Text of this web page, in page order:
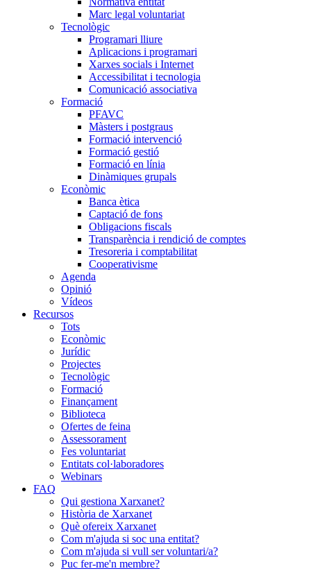
Marc legal voluntariat
Tecnològic
Programari lliure
Aplicacions i programari
Xarxes socials i Internet
Accessibilitat i tecnologia
Comunicació associativa
Formació
PFAVC
Màsters i postgraus
Formació intervenció
Formació gestió
Formació en línia
Dinàmiques grupals
Econòmic
Banca ètica
Captació de fons
Obligacions fiscals
Transparència i rendició de comptes
Tresoreria i comptabilitat
Cooperativisme
Agenda
Opinió
Vídeos
Recursos
Tots
Econòmic
Jurídic
Projectes
Tecnològic
Formació
Finançament
Biblioteca
Ofertes de feina
Assessorament
Fes voluntariat
Entitats col·laboradores
Webinars
FAQ
Qui gestiona Xarxanet?
Història de Xarxanet
Què ofereix Xarxanet
Com m'ajuda si soc una entitat?
Com m'ajuda si vull ser voluntari/a?
Puc fer-me'n membre?